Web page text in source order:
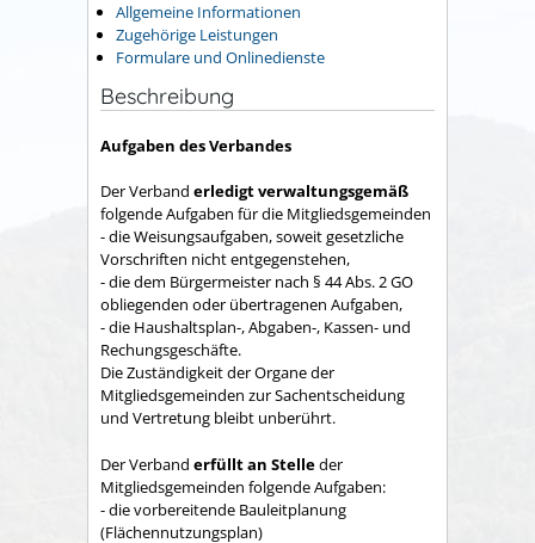
Allgemeine Informationen
Zugehörige Leistungen
Formulare und Onlinedienste
Beschreibung
Aufgaben des Verbandes
Der Verband erledigt verwaltungsgemäß
folgende Aufgaben für die Mitgliedsgemeinden
- die Weisungsaufgaben, soweit gesetzliche
Vorschriften nicht entgegenstehen,
- die dem Bürgermeister nach § 44 Abs. 2 GO
obliegenden oder übertragenen Aufgaben,
- die Haushaltsplan-, Abgaben-, Kassen- und
Rechungs­geschäfte.
Die Zuständigkeit der Organe der
Mitgliedsgemeinden zur Sachent­scheidung
und Vertretung bleibt unberührt.
Der Verband erfüllt an Stelleder
Mitgliedsgemeinden folgende Aufgaben:
- die vorbereitende Bauleitplanung
(Flächennutzungsplan)